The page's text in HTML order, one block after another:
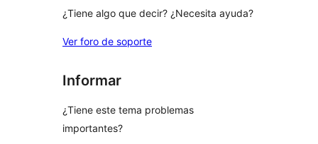
¿Tiene algo que decir? ¿Necesita ayuda?
Ver foro de soporte
Informar
¿Tiene este tema problemas
importantes?